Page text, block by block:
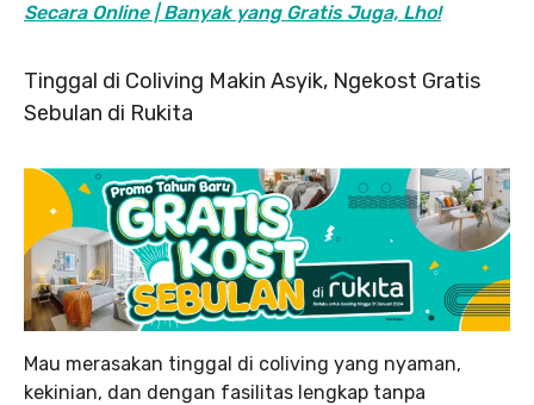
Secara Online | Banyak yang Gratis Juga, Lho!
Tinggal di Coliving Makin Asyik, Ngekost Gratis
Sebulan di Rukita
Mau merasakan tinggal di coliving yang nyaman,
kekinian, dan dengan fasilitas lengkap tanpa